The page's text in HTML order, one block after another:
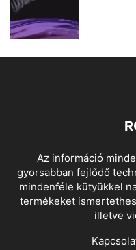
Az információ
gyorsabban fejlődő
mindenféle kütyükkel
termékeket
illetve